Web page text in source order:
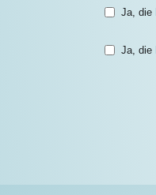
Ja, die
Ja, die